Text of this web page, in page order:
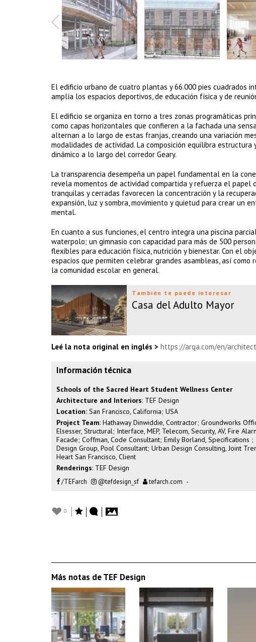
El edificio urbano de cuatro plantas y 66.000 pies cuadrados
amplía los espacios deportivos, de educación física y de
El edificio se organiza en torno a tres zonas programáticas
como capas horizontales que confieren a la fachada una
alternan a lo largo de estas franjas, creando una variación
modalidades de actividad. La composición equilibra
dinámico a lo largo del corredor Geary.
La transparencia desempeña un papel fundamental en la
revela momentos de actividad compartida y refuerza el
tranquilas y cerradas favorecen la concentración y la
expansión, luz y sombra, movimiento y quietud para crear
mental.
En cuanto a sus funciones, el centro integra una piscina
waterpolo; un gimnasio con capacidad para más de 500
flexibles para educación física, nutrición y bienestar. Con el
espacios que permiten celebrar grandes asambleas, así
la comunidad escolar en general.
También te puede interesar
Casa del Adulto Mayor
Leé la nota original en inglés > https://arqa.com/en/
Información técnica
Schools of the Sacred Heart Student Wellness Center
Architecture and Interiors: TEF Design
Location: San Francisco, California; USA
Project Team: Hathaway Dinwiddie, Contractor; Groundworks
Elsesser, Structural; Interface, MEP, Telecom, Security, AV, Fire
Facade; Coffman, Code Consultant; Emily Borland, Specifications
Design Group, Pool Consultant; Urban Design Consulting, Joint
Heart San Francisco, Client
Renderings: TEF Design
/TEFarch @tefdesign_sf tefarch.com -
0
Más notas de TEF Design